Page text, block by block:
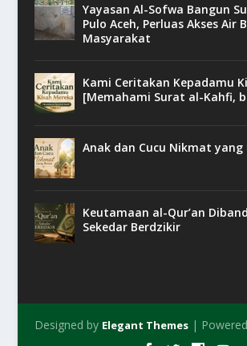
Yayasan Al-Sofwa Bangun
Pulo Aceh, Perluas Akses Air
Masyarakat
Kami Ceritakan Kepadamu
[Memahami Surat al-Kahfi,
Anak dan Cucu Nikmat yang
Keutamaan al-Qur’an
Sekedar Berdzikir
Designed by Elegant Themes|